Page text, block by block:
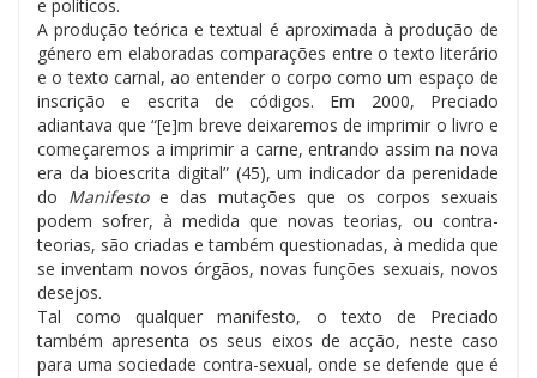
e políticos.
A produção teórica e textual é aproximada à produção de
género em elaboradas comparações entre o texto literário
e o texto carnal, ao entender o corpo como um espaço de
inscrição e escrita de códigos. Em 2000, Preciado
adiantava que “[e]m breve deixaremos de imprimir o livro e
começaremos a imprimir a carne, entrando assim na nova
era da bioescrita digital” (45), um indicador da perenidade
do Manifestoe das mutações que os corpos sexuais
podem sofrer, à medida que novas teorias, ou contra-
teorias, são criadas e também questionadas, à medida que
se inventam novos órgãos, novas funções sexuais, novos
desejos.
Tal como qualquer manifesto, o texto de Preciado
também apresenta os seus eixos de acção, neste caso
para uma sociedade contra-sexual, onde se defende que é